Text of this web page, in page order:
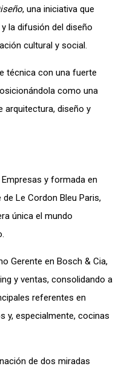
, una iniciativa que
la difusión del diseño
cultural y social.
técnica con una fuerte
como una
arquitectura, diseño y
y formada en
Le Cordon Bleu Paris,
única el mundo
Gerente en Bosch & Cia,
y ventas, consolidando a
referentes en
y, especialmente, cocinas
de dos miradas